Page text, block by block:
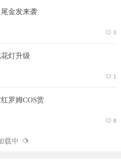
尾金发来袭
3
花灯升级
1
罗姆COS赏
8
载中